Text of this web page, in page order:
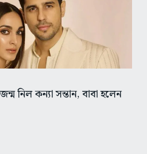
নিল কন্যা সন্তান, বাবা হলেন